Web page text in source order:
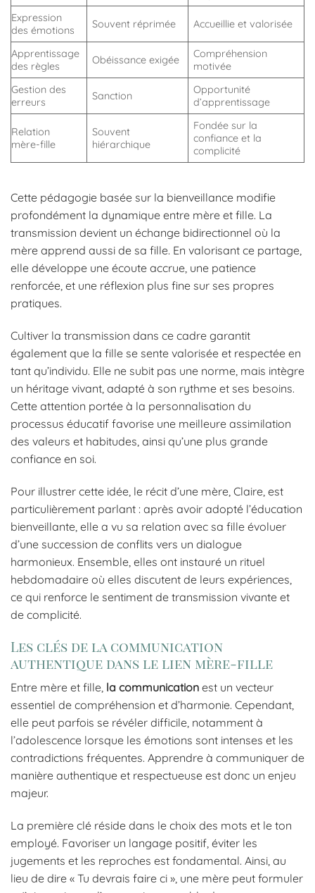
Expression
des émotions
Souvent réprimée Accueillie et valorisée
Apprentissage
des règles
Obéissance exigée
Compréhension
motivée
Gestion des
erreurs
Sanction
Opportunité
d’apprentissage
Relation
mère-fille
Souvent
hiérarchique
Fondée sur la
confiance et la
complicité
Cette pédagogie basée sur la bienveillance modifie
profondément la dynamique entre mère et fille. La
transmission devient un échange bidirectionnel où la
mère apprend aussi de sa fille. En valorisant ce partage,
elle développe une écoute accrue, une patience
renforcée, et une réflexion plus fine sur ses propres
pratiques.
Cultiver la transmission dans ce cadre garantit
également que la fille se sente valorisée et respectée en
tant qu’individu. Elle ne subit pas une norme, mais intègre
un héritage vivant, adapté à son rythme et ses besoins.
Cette attention portée à la personnalisation du
processus éducatif favorise une meilleure assimilation
des valeurs et habitudes, ainsi qu’une plus grande
confiance en soi.
Pour illustrer cette idée, le récit d’une mère, Claire, est
particulièrement parlant : après avoir adopté l’éducation
bienveillante, elle a vu sa relation avec sa fille évoluer
d’une succession de conflits vers un dialogue
harmonieux. Ensemble, elles ont instauré un rituel
hebdomadaire où elles discutent de leurs expériences,
ce qui renforce le sentiment de transmission vivante et
de complicité.
Les clés de la communication
authentique dans le lien mère-fille
Entre mère et fille, la communication est un vecteur
essentiel de compréhension et d’harmonie. Cependant,
elle peut parfois se révéler difficile, notamment à
l’adolescence lorsque les émotions sont intenses et les
contradictions fréquentes. Apprendre à communiquer de
manière authentique et respectueuse est donc un enjeu
majeur.
La première clé réside dans le choix des mots et le ton
employé. Favoriser un langage positif, éviter les
jugements et les reproches est fondamental. Ainsi, au
lieu de dire « Tu devrais faire ci », une mère peut formuler